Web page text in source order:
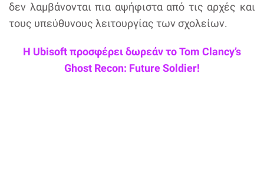
δεν λαμβάνονται πια αψήφιστα από τις αρχές και
τους υπεύθυνους λειτουργίας των σχολείων.
Η Ubisoft προσφέρει δωρεάν το Tom Clancy’s
Ghost Recon: Future Soldier!